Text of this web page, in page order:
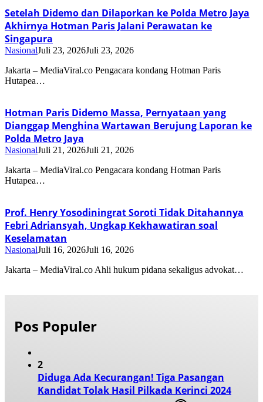
Setelah Didemo dan Dilaporkan ke Polda Metro Jaya
Akhirnya Hotman Paris Jalani Perawatan ke
Singapura
NasionalJuli 23, 2026Juli 23, 2026
Jakarta – MediaViral.co Pengacara kondang Hotman Paris
Hutapea…
Hotman Paris Didemo Massa, Pernyataan yang
Dianggap Menghina Wartawan Berujung Laporan ke
Polda Metro Jaya
NasionalJuli 21, 2026Juli 21, 2026
Jakarta – MediaViral.co Pengacara kondang Hotman Paris
Hutapea…
Prof. Henry Yosodiningrat Soroti Tidak Ditahannya
Febri Adriansyah, Ungkap Kekhawatiran soal
Keselamatan
NasionalJuli 16, 2026Juli 16, 2026
Jakarta – MediaViral.co Ahli hukum pidana sekaligus advokat…
Pos Populer
2
Diduga Ada Kecurangan! Tiga Pasangan
Kandidat Tolak Hasil Pilkada Kerinci 2024